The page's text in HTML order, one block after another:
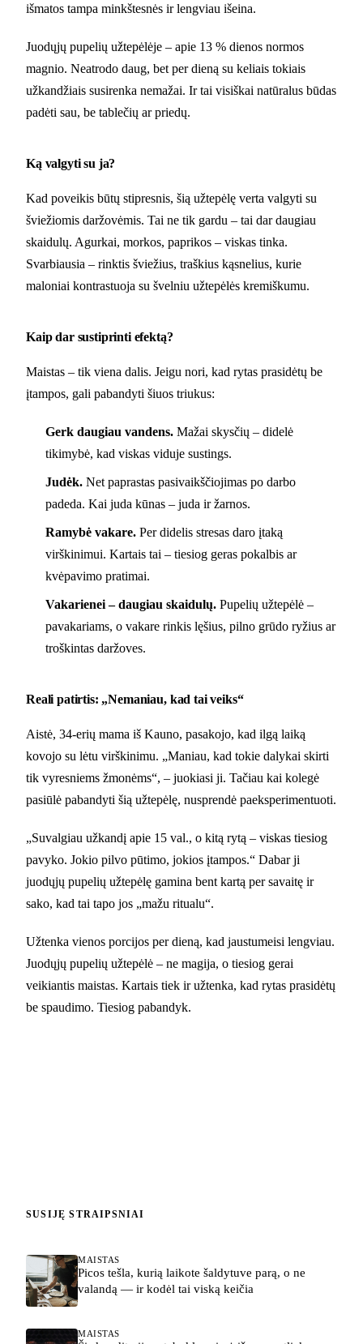
išmatos tampa minkštesnės ir lengviau išeina.
Juodųjų pupelių užtepėlėje – apie 13 % dienos normos
magnio. Neatrodo daug, bet per dieną su keliais tokiais
užkandžiais susirenka nemažai. Ir tai visiškai natūralus būdas
padėti sau, be tablečių ar priedų.
Ką valgyti su ja?
Kad poveikis būtų stipresnis, šią užtepėlę verta valgyti su
šviežiomis daržovėmis. Tai ne tik gardu – tai dar daugiau
skaidulų. Agurkai, morkos, paprikos – viskas tinka.
Svarbiausia – rinktis šviežius, traškius kąsnelius, kurie
maloniai kontrastuoja su švelniu užtepėlės kremiškumu.
Kaip dar sustiprinti efektą?
Maistas – tik viena dalis. Jeigu nori, kad rytas prasidėtų be
įtampos, gali pabandyti šiuos triukus:
Gerk daugiau vandens. Mažai skysčių – didelė
tikimybė, kad viskas viduje sustings.
Judėk. Net paprastas pasivaikščiojimas po darbo
padeda. Kai juda kūnas – juda ir žarnos.
Ramybė vakare. Per didelis stresas daro įtaką
virškinimui. Kartais tai – tiesiog geras pokalbis ar
kvėpavimo pratimai.
Vakarienei – daugiau skaidulų. Pupelių užtepėlė –
pavakariams, o vakare rinkis lęšius, pilno grūdo ryžius ar
troškintas daržoves.
Reali patirtis: „Nemaniau, kad tai veiks“
Aistė, 34-erių mama iš Kauno, pasakojo, kad ilgą laiką
kovojo su lėtu virškinimu. „Maniau, kad tokie dalykai skirti
tik vyresniems žmonėms“, – juokiasi ji. Tačiau kai kolegė
pasiūlė pabandyti šią užtepėlę, nusprendė paeksperimentuoti.
„Suvalgiau užkandį apie 15 val., o kitą rytą – viskas tiesiog
pavyko. Jokio pilvo pūtimo, jokios įtampos.“ Dabar ji
juodųjų pupelių užtepėlę gamina bent kartą per savaitę ir
sako, kad tai tapo jos „mažu ritualu“.
Užtenka vienos porcijos per dieną, kad jaustumeisi lengviau.
Juodųjų pupelių užtepėlė – ne magija, o tiesiog gerai
veikiantis maistas. Kartais tiek ir užtenka, kad rytas prasidėtų
be spaudimo. Tiesiog pabandyk.
SUSIJĘ STRAIPSNIAI
MAISTAS
Picos tešla, kurią laikote šaldytuve parą, o ne
valandą — ir kodėl tai viską keičia
MAISTAS